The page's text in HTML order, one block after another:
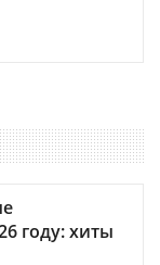
году: хиты